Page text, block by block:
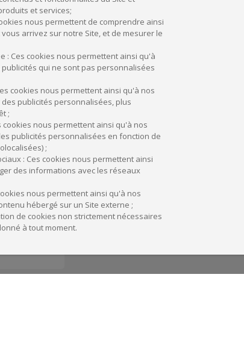
rachat de patientèle
et services;
nous permettent de comprendre ainsi
arrivez sur notre Site, et de mesurer le
: Ces cookies nous permettent ainsi qu'à
qui ne sont pas personnalisées
cookies nous permettent ainsi qu'à nos
publicités personnalisées, plus
;
cookies nous permettent ainsi qu'à nos
publicités personnalisées en fonction de
;
: Ces cookies nous permettent ainsi
des informations avec les réseaux
nous permettent ainsi qu'à nos
hébergé sur un Site externe ;
de cookies non strictement nécessaires
à tout moment.